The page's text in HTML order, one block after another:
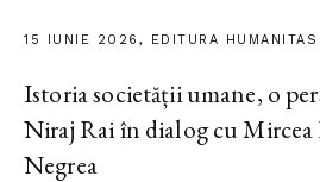
15 IUNIE 2026, EDITURA HUMANITAS
Istoria societății umane, o
Niraj Rai în dialog cu
Negrea